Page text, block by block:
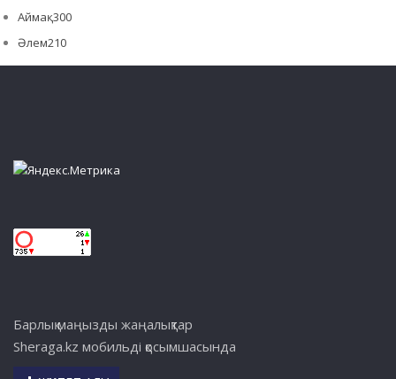
Аймақ300
Әлем210
Барлық маңызды жаңалықтар
Sheraga.kz мобильді қосымшасында